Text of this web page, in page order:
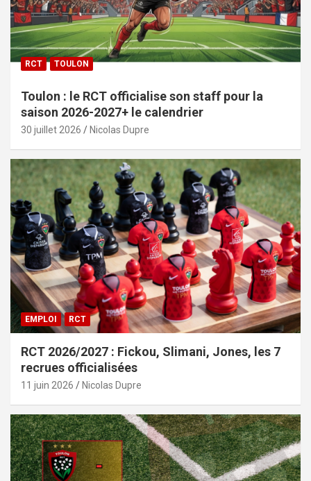
RCT TOULON
Toulon : le RCT officialise son staff pour la
saison 2026-2027+ le calendrier
30 juillet 2026 Nicolas Dupre
EMPLOI RCT
RCT 2026/2027 : Fickou, Slimani, Jones, les 7
recrues officialisées
11 juin 2026 Nicolas Dupre